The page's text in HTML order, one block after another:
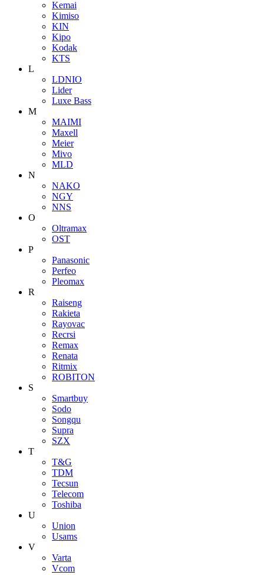
Kemai
Kimiso
KIN
Kipo
Kodak
KTS
L
LDNIO
Lider
Luxe Bass
M
MAIMI
Maxell
Meier
Mivo
MLD
N
NAKO
NGY
NNS
O
Oltramax
OST
P
Panasonic
Perfeo
Pleomax
R
Raiseng
Rakieta
Rayovac
Recrsi
Remax
Renata
Ritmix
ROBITON
S
Smartbuy
Sodo
Songqu
Supra
SZX
T
T&G
TDM
Tecsun
Telecom
Toshiba
U
Union
Usams
V
Varta
Vcom